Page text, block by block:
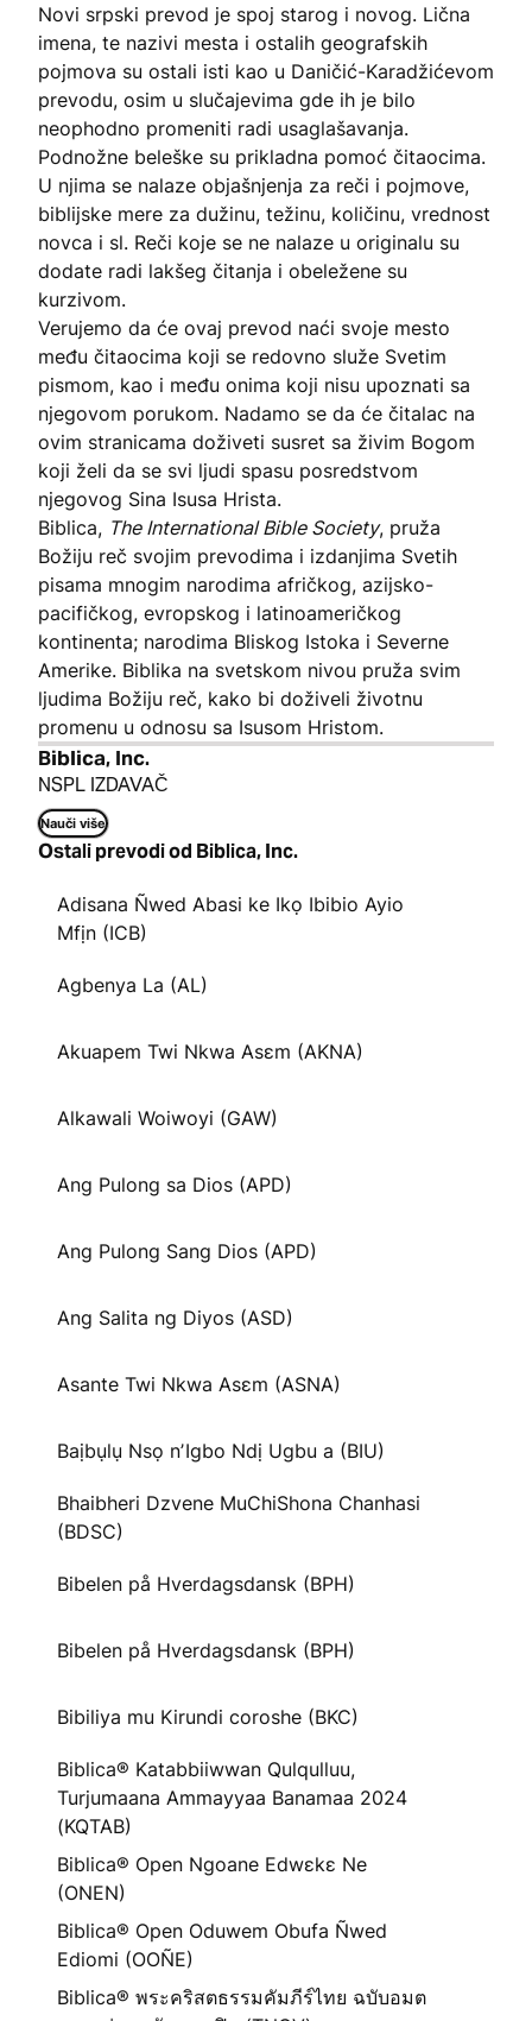
Novi srpski prevod je spoj starog i novog. Lična
imena, te nazivi mesta i ostalih geografskih
pojmova su ostali isti kao u Daničić-Karadžićevom
prevodu, osim u slučajevima gde ih je bilo
neophodno promeniti radi usaglašavanja.
Podnožne beleške su prikladna pomoć čitaocima.
U njima se nalaze objašnjenja za reči i pojmove,
biblijske mere za dužinu, težinu, količinu, vrednost
novca i sl. Reči koje se ne nalaze u originalu su
dodate radi lakšeg čitanja i obeležene su
kurzivom.
Verujemo da će ovaj prevod naći svoje mesto
među čitaocima koji se redovno služe Svetim
pismom, kao i među onima koji nisu upoznati sa
njegovom porukom. Nadamo se da će čitalac na
ovim stranicama doživeti susret sa živim Bogom
koji želi da se svi ljudi spasu posredstvom
njegovog Sina Isusa Hrista.
Biblica, The International Bible Society, pruža
Božiju reč svojim prevodima i izdanjima Svetih
pisama mnogim narodima afričkog, azijsko-
pacifičkog, evropskog i latinoameričkog
kontinenta; narodima Bliskog Istoka i Severne
Amerike. Biblika na svetskom nivou pruža svim
ljudima Božiju reč, kako bi doživeli životnu
promenu u odnosu sa Isusom Hristom.
Biblica, Inc.
NSPL IZDAVAČ
Nauči više
Ostali prevodi od Biblica, Inc.
Adisana Ñwed Abasi ke Ikọ Ibibio Ayio
Mfịn (ICB)
Agbenya La (AL)
Akuapem Twi Nkwa Asɛm (AKNA)
Alkawali Woiwoyi (GAW)
Ang Pulong sa Dios (APD)
Ang Pulong Sang Dios (APD)
Ang Salita ng Diyos (ASD)
Asante Twi Nkwa Asɛm (ASNA)
Baịbụlụ Nsọ nʼIgbo Ndị Ugbu a (BIU)
Bhaibheri Dzvene MuChiShona Chanhasi
(BDSC)
Bibelen på Hverdagsdansk (BPH)
Bibelen på Hverdagsdansk (BPH)
Bibiliya mu Kirundi coroshe (BKC)
Biblica® Katabbiiwwan Qulqulluu,
Turjumaana Ammayyaa Banamaa 2024
(KQTAB)
Biblica® Open Ngoane Edwɛkɛ Ne
(ONEN)
Biblica® Open Oduwem Obufa Ñwed
Ediomi (OOÑE)
Biblica® พระคริสตธรรมคัมภีร์ไทย ฉบับอมต